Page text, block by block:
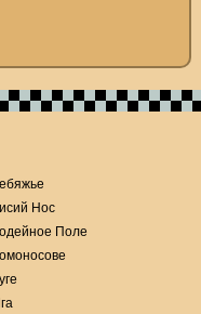
Нос
Поле